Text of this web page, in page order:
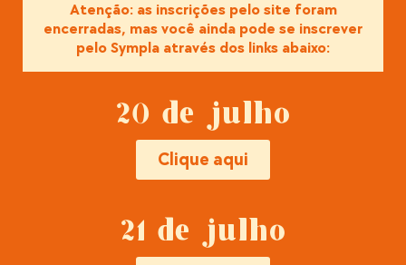
Atenção: as inscrições pelo site foram
encerradas, mas você ainda pode se inscrever
pelo Sympla através dos links abaixo:
20 de julho
Clique aqui
21 de julho